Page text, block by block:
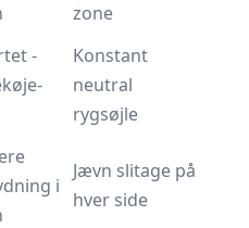
zone
-
Konstant
neutral
rygsøjle
i
Jævn slitage på
hver side